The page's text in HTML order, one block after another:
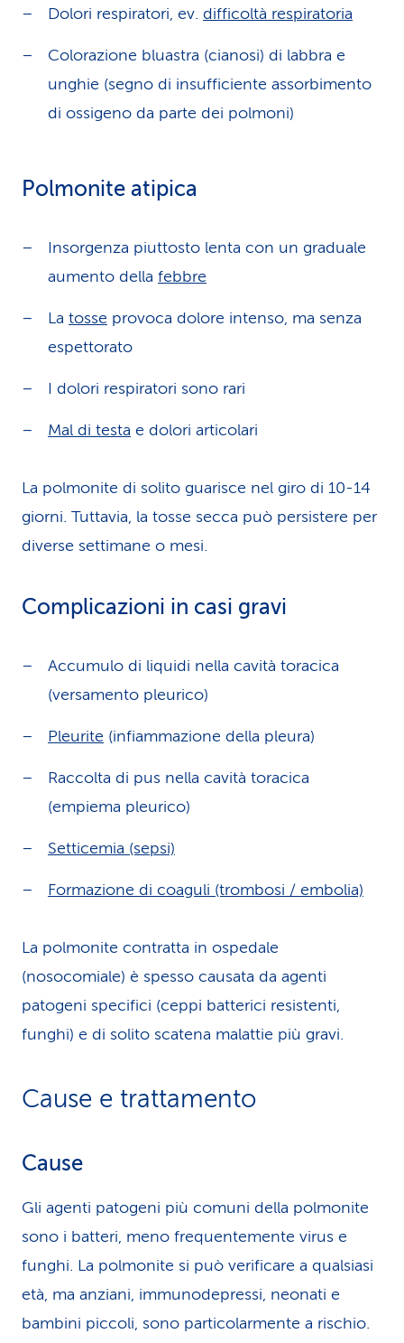
Dolori respiratori, ev. difficoltà respiratoria
Colorazione bluastra (cianosi) di labbra e
unghie (segno di insufficiente assorbimento
di ossigeno da parte dei polmoni)
Polmonite atipica
Insorgenza piuttosto lenta con un graduale
aumento della febbre
La tosse provoca dolore intenso, ma senza
espettorato
I dolori respiratori sono rari
Mal di testa e dolori articolari
La polmonite di solito guarisce nel giro di 10-14
giorni. Tuttavia, la tosse secca può persistere per
diverse settimane o mesi.
Complicazioni in casi gravi
Accumulo di liquidi nella cavità toracica
(versamento pleurico)
Pleurite (infiammazione della pleura)
Raccolta di pus nella cavità toracica
(empiema pleurico)
Setticemia (sepsi)
Formazione di coaguli (trombosi / embolia)
La polmonite contratta in ospedale
(nosocomiale) è spesso causata da agenti
patogeni specifici (ceppi batterici resistenti,
funghi) e di solito scatena malattie più gravi.
Cause e trattamento
Cause
Gli agenti patogeni più comuni della polmonite
sono i batteri, meno frequentemente virus e
funghi. La polmonite si può verificare a qualsiasi
età, ma anziani, immunodepressi, neonati e
bambini piccoli, sono particolarmente a rischio.